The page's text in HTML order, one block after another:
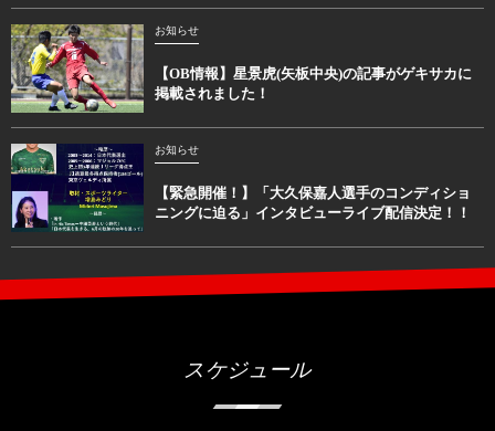
お知らせ
【OB情報】星景虎(矢板中央)の記事がゲキサカに
掲載されました！
お知らせ
【緊急開催！】「大久保嘉人選手のコンディショ
ニングに迫る」インタビューライブ配信決定！！
スケジュール